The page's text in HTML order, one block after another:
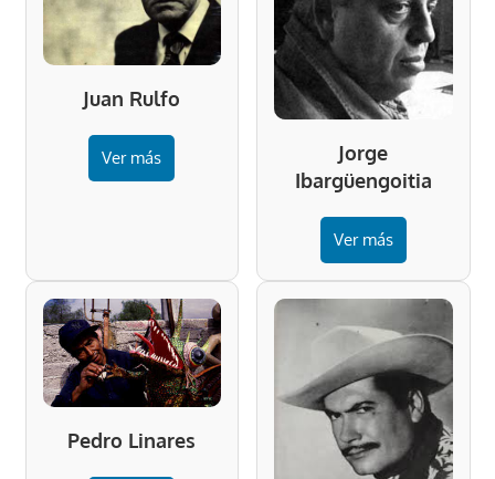
Juan Rulfo
Ver más
Jorge
Ibargüengoitia
Ver más
Pedro Linares